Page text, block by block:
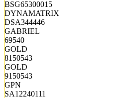
BSG65300015
DYNAMATRIX
DSA344446
GABRIEL
69540
GOLD
8150543
GOLD
9150543
GPN
SA12240111